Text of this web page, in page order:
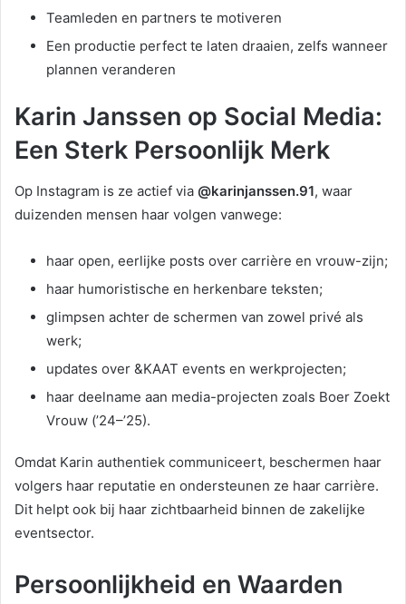
Teamleden en partners te motiveren
Een productie perfect te laten draaien, zelfs wanneer
plannen veranderen
Karin Janssen op Social Media:
Een Sterk Persoonlijk Merk
Op Instagram is ze actief via @karinjanssen.91, waar
duizenden mensen haar volgen vanwege:
haar open, eerlijke posts over carrière en vrouw-zijn;
haar humoristische en herkenbare teksten;
glimpsen achter de schermen van zowel privé als
werk;
updates over &KAAT events en werkprojecten;
haar deelname aan media-projecten zoals Boer Zoekt
Vrouw (’24–’25).
Omdat Karin authentiek communiceert, beschermen haar
volgers haar reputatie en ondersteunen ze haar carrière.
Dit helpt ook bij haar zichtbaarheid binnen de zakelijke
eventsector.
Persoonlijkheid en Waarden